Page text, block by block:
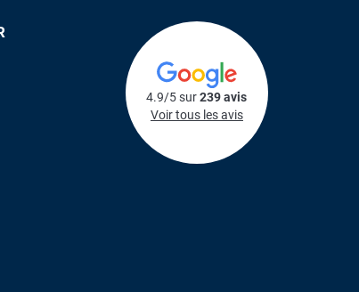
4.9/5 sur239 avis
Voir tous les avis